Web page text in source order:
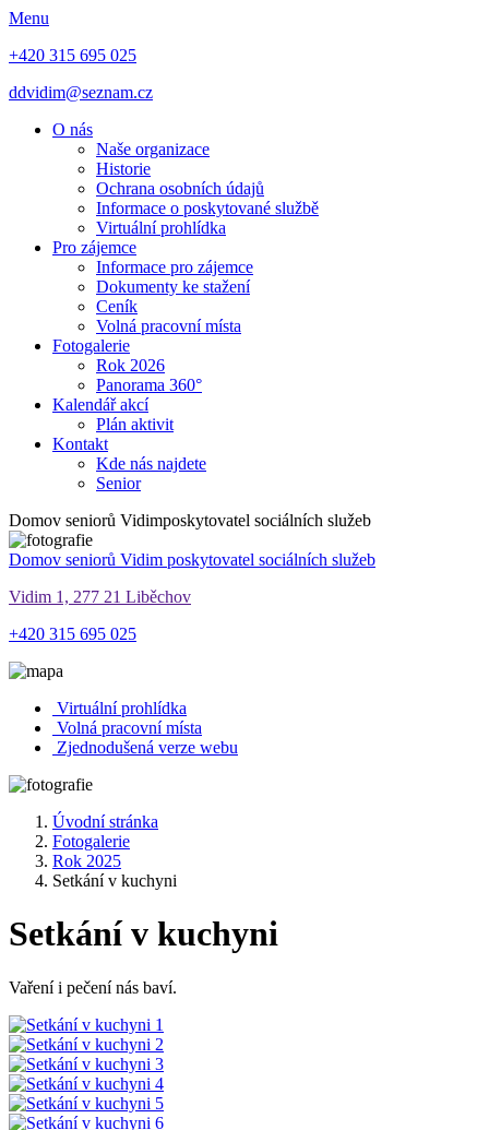
Menu
+420 315 695 025
ddvidim@seznam.cz
O nás
Naše organizace
Historie
Ochrana osobních údajů
Informace o poskytované službě
Virtuální prohlídka
Pro zájemce
Informace pro zájemce
Dokumenty ke stažení
Ceník
Volná pracovní místa
Fotogalerie
Rok 2026
Panorama 360°
Kalendář akcí
Plán aktivit
Kontakt
Kde nás najdete
Senior
Domov seniorů Vidimposkytovatel sociálních služeb
Domov seniorů Vidim poskytovatel sociálních služeb
Vidim 1, 277 21 Liběchov
+420 315 695 025
Virtuální prohlídka
Volná pracovní místa
Zjednodušená verze webu
Úvodní stránka
Fotogalerie
Rok 2025
Setkání v kuchyni
Setkání v kuchyni
Vaření i pečení nás baví.